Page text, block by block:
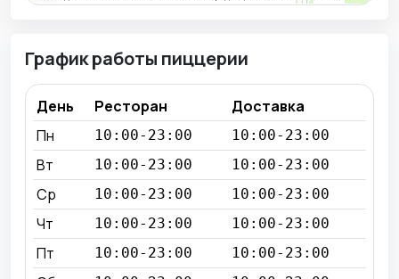
График работы пиццерии
День Ресторан
Доставка
Пн
10:00-23:00 10:00-23:00
Вт 10:00-23:00 10:00-23:00
Ср 10:00-23:00 10:00-23:00
Чт 10:00-23:00 10:00-23:00
Пт 10:00-23:00 10:00-23:00